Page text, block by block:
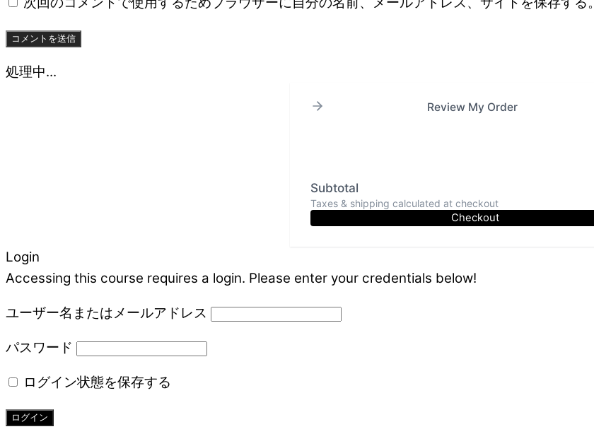
処理中...
Review My Order
Subtotal
Taxes & shipping calculated at checkout
Checkout
Login
Accessing this course requires a login. Please enter your credentials below!
ユーザー名またはメールアドレス
パスワード
ログイン状態を保存する